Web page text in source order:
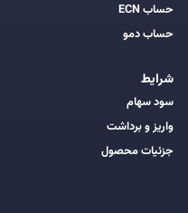
حساب ECN
حساب دمو
شرایط
سود سهام
واریز و برداشت
جزئیات محصول